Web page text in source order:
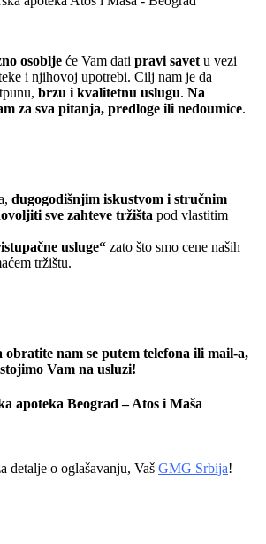
osoblje će Vam dati pravi savet u vezi
i njihovoj upotrebi. Cilj nam je da
brzu i kvalitetnu uslugu. Na
za sva pitanja, predloge ili nedoumice.
dugogodišnjim iskustvom i stručnim
sve zahteve tržišta pod vlastitim
usluge“ zato što smo cene naših
tržištu.
nam se putem telefona ili mail-a,
stojimo Vam na usluzi!
apoteka Beograd – Atos i Maša
detalje o oglašavanju, Vaš GMG Srbija!